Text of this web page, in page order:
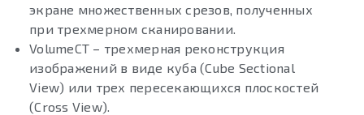
экране множественных срезов, полученных
при трехмерном сканировании.
VolumeCT – трехмерная реконструкция
изображений в виде куба (Cube Sectional
View) или трех пересекающихся плоскостей
(Cross View).